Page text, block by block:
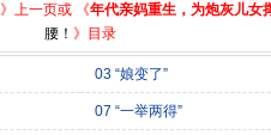
》上一页或 《年代亲妈重生，为炮灰儿女
腰！ 》目录
03 “娘变了”
07 “一举两得”